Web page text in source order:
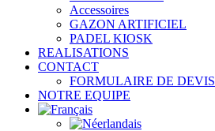
Accessoires
GAZON ARTIFICIEL
PADEL KIOSK
REALISATIONS
CONTACT
FORMULAIRE DE DEVIS
NOTRE EQUIPE